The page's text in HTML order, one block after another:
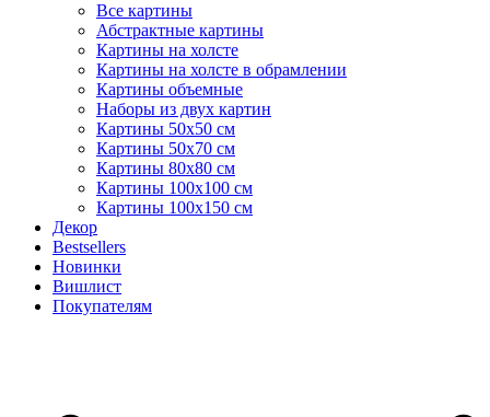
Все картины
Абстрактные картины
Картины на холсте
Картины на холсте в обрамлении
Картины объемные
Наборы из двух картин
Картины 50х50 см
Картины 50х70 см
Картины 80х80 см
Картины 100х100 см
Картины 100х150 см
Декор
Bestsellers
Новинки
Вишлист
Покупателям